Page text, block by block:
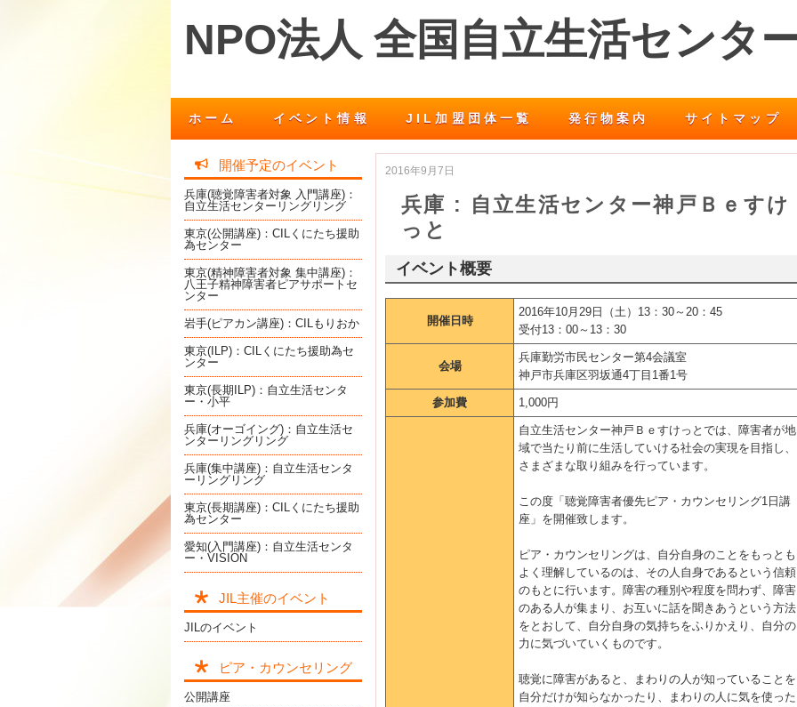
NPO法人 全国自立生活センタ
ホーム イベント情報 JIL加盟団体一覧 発行物案内 サイトマップ
2016年9月7日
兵庫 : 自立生活センター神戸Ｂｅすけ
っと
イベント概要
開催日時
2016年10月29日（土）13：30～20：45
受付13：00～13：30
会場
兵庫勤労市民センター第4会議室
神戸市兵庫区羽坂通4丁目1番1号
参加費 1,000円
自立生活センター神戸Ｂｅすけっとでは、障害者が地
域で当たり前に生活していける社会の実現を目指し、
さまざまな取り組みを行っています。
この度「聴覚障害者優先ピア・カウンセリング1日講
座」を開催致します。
ピア・カウンセリングは、自分自身のことをもっとも
よく理解しているのは、その人自身であるという信頼
のもとに行います。障害の種別や程度を問わず、障害
のある人が集まり、お互いに話を聞きあうという方法
をとおして、自分自身の気持ちをふりかえり、自分の
力に気づいていくものです。
聴覚に障害があると、まわりの人が知っていることを
自分だけが知らなかったり、まわりの人に気を使った
開催予定のイベント
兵庫(聴覚障害者対象 入門講座)：
自立生活センターリングリング
東京(公開講座)：CILくにたち援助
為センター
東京(精神障害者対象 集中講座)：
八王子精神障害者ピアサポートセ
ンター
岩手(ピアカン講座)：CILもりおか
東京(ILP)：CILくにたち援助為セ
ンター
東京(長期ILP)：自立生活センタ
ー・小平
兵庫(オーゴイング)：自立生活セ
ンターリングリング
兵庫(集中講座)：自立生活センタ
ーリングリング
東京(長期講座)：CILくにたち援助
為センター
愛知(入門講座)：自立生活センタ
ー・VISION
JIL主催のイベント
JILのイベント
ピア・カウンセリング
公開講座